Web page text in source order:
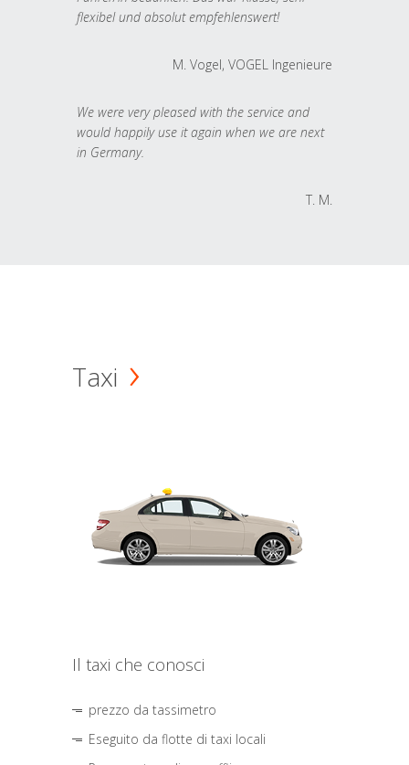
flexibel und absolut empfehlenswert!
M. Vogel, VOGEL Ingenieure
We were very pleased with the service and
would happily use it again when we are next
in Germany.
T. M.
Taxi
Il taxi che conosci
prezzo da tassimetro
Eseguito da flotte di taxi locali